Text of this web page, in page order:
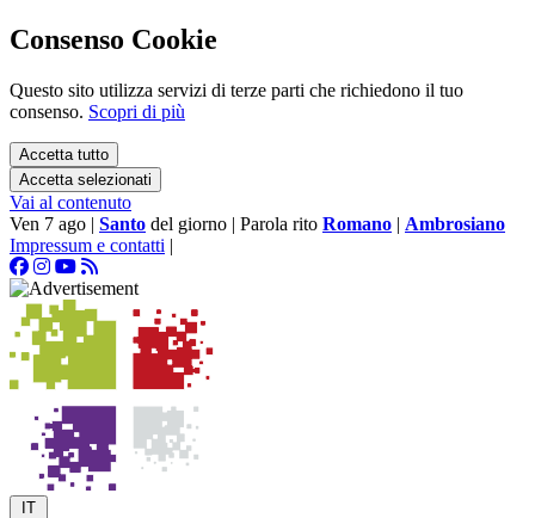
Consenso Cookie
Questo sito utilizza servizi di terze parti che richiedono il tuo
consenso. Scopri di più
Accetta tutto
Accetta selezionati
Vai al contenuto
Ven 7 ago | Santo del giorno | Parola rito Romano | Ambrosiano
Impressum e contatti |
IT